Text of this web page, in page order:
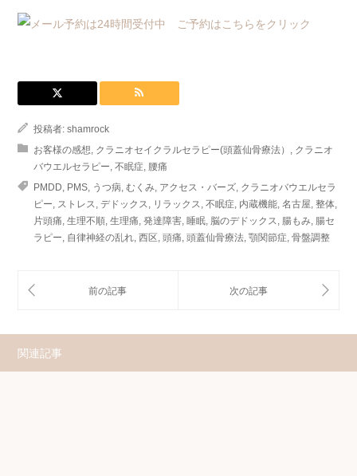
投稿者: shamrock
お客様の感想, クラニオセイクラルセラピー(頭蓋仙骨療法） , クラニオ
バウエルセラピー, 不眠症, 腰痛
PMDD, PMS, うつ病, むくみ, アクセス・バーズ, クラニオバウエルセラ
ピー, ストレス, デドックス, リラックス, 不眠症, 内蔵機能, 名古屋, 整体,
片頭痛, 生理不順, 生理痛, 発達障害, 睡眠, 脳のデドックス, 腸もみ, 腸セ
ラピー, 自律神経の乱れ, 西区, 頭痛, 頭蓋仙骨療法, 顎関節症, 骨盤調整
関連記事